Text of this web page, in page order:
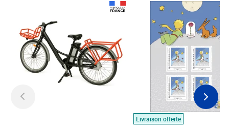
Livraison offerte
Prix 7,50€